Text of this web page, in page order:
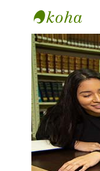
Biblioteca